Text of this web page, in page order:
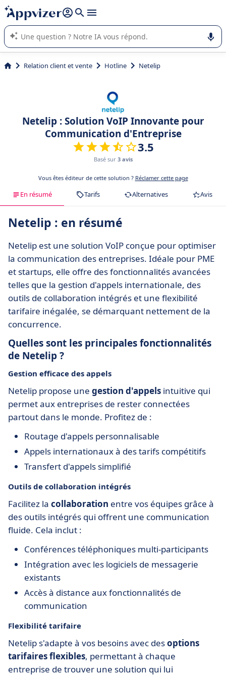
répondre (plusieurs lignes avec
L'IA de Appvizer vous guide dans l'utilisation ou la sélection de
logiciel SaaS en entreprise.
Relation client et vente Hotline Netelip
Netelip : Solution VoIP Innovante pour
Communication d'Entreprise
3.5
Basé sur 3 avis
Vous êtes éditeur de cette solution ? Réclamer cette page
En résumé Tarifs Alternatives Avis
Netelip : en résumé
Netelip est une solution VoIP conçue pour optimiser
la communication des entreprises. Idéale pour PME
et startups, elle offre des fonctionnalités avancées
telles que la gestion d'appels internationale, des
outils de collaboration intégrés et une flexibilité
tarifaire inégalée, se démarquant nettement de la
concurrence.
Quelles sont les principales fonctionnalités
de Netelip ?
Gestion efficace des appels
Netelip propose une gestion d'appels intuitive qui
permet aux entreprises de rester connectées
partout dans le monde. Profitez de :
Routage d'appels personnalisable
Appels internationaux à des tarifs compétitifs
Transfert d'appels simplifié
Outils de collaboration intégrés
Facilitez la collaboration entre vos équipes grâce à
des outils intégrés qui offrent une communication
fluide. Cela inclut :
Conférences téléphoniques multi-participants
Intégration avec les logiciels de messagerie
existants
Accès à distance aux fonctionnalités de
communication
Flexibilité tarifaire
Netelip s'adapte à vos besoins avec desoptions
tarifaires flexibles, permettant à chaque
entreprise de trouver une solution qui lui